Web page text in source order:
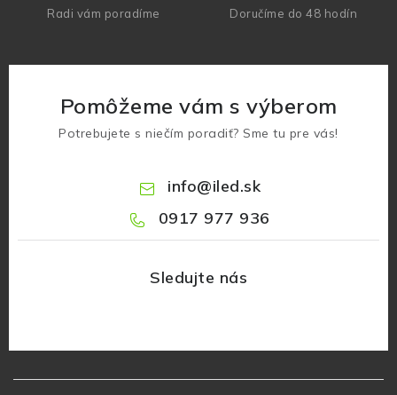
Radi vám poradíme Doručíme do 48 hodín
Pomôžeme vám s výberom
Potrebujete s niečím poradiť? Sme tu pre vás!
info@iled.sk
0917 977 936